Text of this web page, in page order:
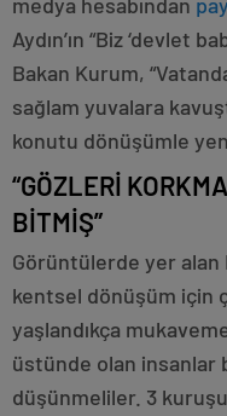
Aydın’ın “Biz ‘devlet
Bakan Kurum,
sağlam yuvalara
konutu dönüşümle
“GÖZLERİ
BİTMİŞ”
Görüntülerde yer alan
kentsel dönüşüm için
yaşlandıkça
üstünde olan insanlar
düşünmeliler. 3